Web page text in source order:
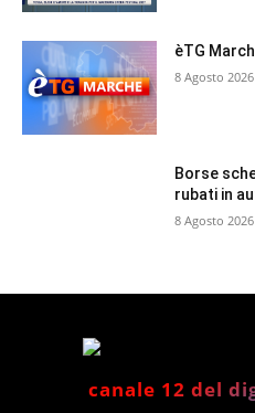
èTG
8 Agosto 2026
Borse
rubati in
8 Agosto 2026
canale 12 del